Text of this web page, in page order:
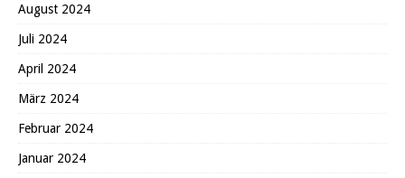
August 2024
Juli 2024
April 2024
März 2024
Februar 2024
Januar 2024